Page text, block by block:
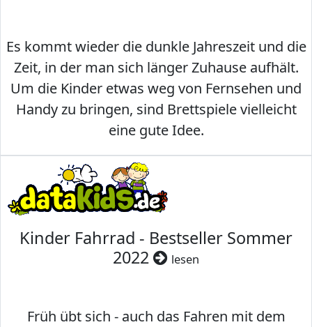
Es kommt wieder die dunkle Jahreszeit und die
Zeit, in der man sich länger Zuhause aufhält.
Um die Kinder etwas weg von Fernsehen und
Handy zu bringen, sind Brettspiele vielleicht
eine gute Idee.
Kinder Fahrrad - Bestseller Sommer
2022
lesen
Früh übt sich - auch das Fahren mit dem